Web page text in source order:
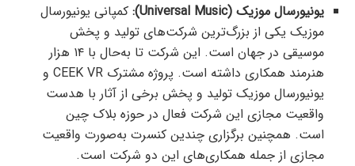
یونیورسال موزیک (Universal Music):
کمپانی یونیورسال
موزیک یکی از بزرگ‌ترین شرکت‌های تولید و پخش
موسیقی در جهان است. این شرکت تا به‌حال با ۱۴ هزار
هنرمند همکاری داشته است. پروژه مشترک CEEK VR‌ و
یونیورسال موزیک تولید و پخش برخی از آثار با هدست
واقعیت مجازی این شرکت فعال در حوزه بلاک چین
است. همچنین برگزاری چندین کنسرت به‌صورت واقعیت
مجازی از جمله همکاری‌های این دو شرکت است.